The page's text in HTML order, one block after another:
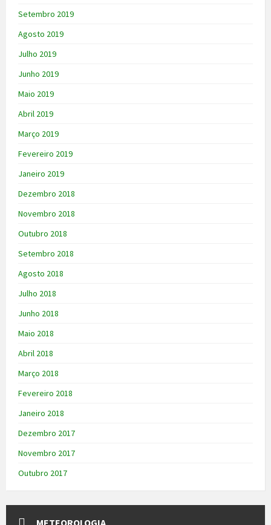
Setembro 2019
Agosto 2019
Julho 2019
Junho 2019
Maio 2019
Abril 2019
Março 2019
Fevereiro 2019
Janeiro 2019
Dezembro 2018
Novembro 2018
Outubro 2018
Setembro 2018
Agosto 2018
Julho 2018
Junho 2018
Maio 2018
Abril 2018
Março 2018
Fevereiro 2018
Janeiro 2018
Dezembro 2017
Novembro 2017
Outubro 2017
METEOROLOGIA